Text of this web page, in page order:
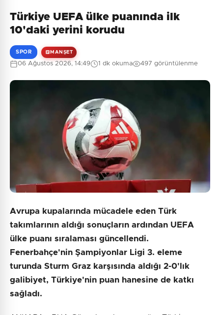
8 + 2 = ?
Gönder
Henüz yorum yapılmamış. İlk yorumu siz yapın!
Türkiye UEFA ülke puanında ilk
10'daki yerini korudu
SPOR MANŞET
06 Ağustos 2026, 14:49 1 dk okuma 497 görüntülenme
Avrupa kupalarında mücadele eden Türk
takımlarının aldığı sonuçların ardından UEFA
ülke puanı sıralaması güncellendi.
Fenerbahçe'nin Şampiyonlar Ligi 3. eleme
turunda Sturm Graz karşısında aldığı 2-0'lık
galibiyet, Türkiye'nin puan hanesine de katkı
sağladı.